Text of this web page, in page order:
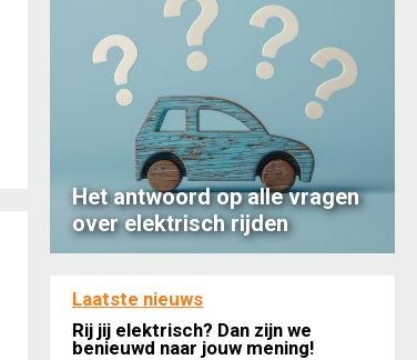
Het antwoord op alle vragen
over elektrisch rijden
Laatste nieuws
Rij jij elektrisch? Dan zijn we
benieuwd naar jouw mening!